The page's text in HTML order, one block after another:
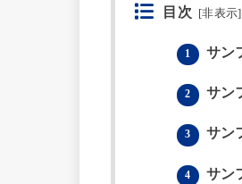
目次 [非表示]
1 サン
2 サン
3 サン
4 サン